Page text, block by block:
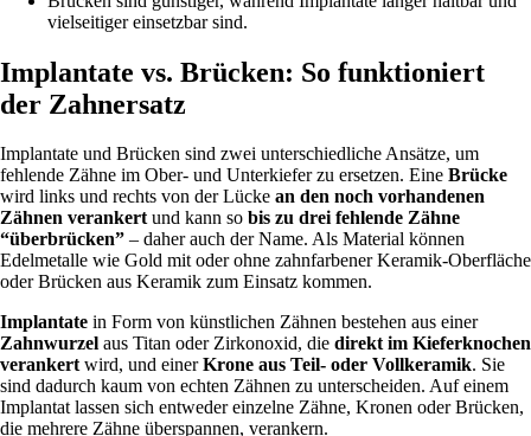
vielseitiger einsetzbar sind.
Implantate vs. Brücken: So funktioniert
der Zahnersatz
Implantate und Brücken sind zwei unterschiedliche Ansätze, um
fehlende Zähne im Ober- und Unterkiefer zu ersetzen. Eine Brücke
wird links und rechts von der Lücke an den noch vorhandenen
Zähnen verankertund kann so bis zu drei fehlende Zähne
“überbrücken” – daher auch der Name. Als Material können
Edelmetalle wie Gold mit oder ohne zahnfarbener Keramik-Oberfläche
oder Brücken aus Keramik zum Einsatz kommen.
Implantate in Form von künstlichen Zähnen bestehen aus einer
Zahnwurzel aus Titan oder Zirkonoxid, die direkt im Kieferknochen
verankertwird, und einerKrone aus Teil- oder Vollkeramik. Sie
sind dadurch kaum von echten Zähnen zu unterscheiden. Auf einem
Implantat lassen sich entweder einzelne Zähne, Kronen oder Brücken,
die mehrere Zähne überspannen, verankern.